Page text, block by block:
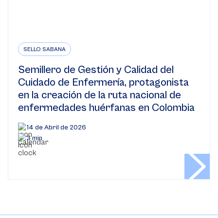
SELLO SABANA
Semillero de Gestión y Calidad del
Cuidado de Enfermería, protagonista
en la creación de la ruta nacional de
enfermedades huérfanas en Colombia
14 de Abril de 2026
3 min